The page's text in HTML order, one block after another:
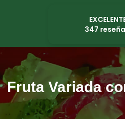
347
Fruta Variada